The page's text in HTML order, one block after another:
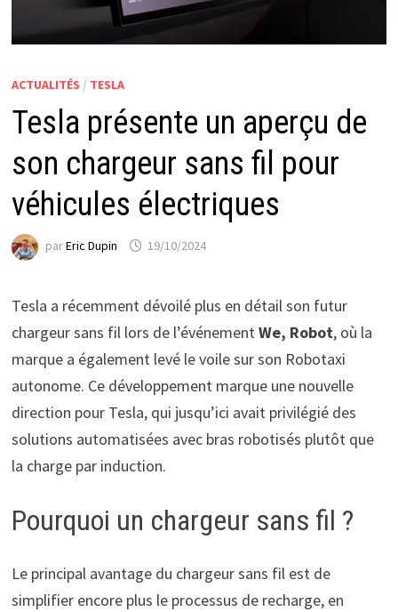
ACTUALITÉS / TESLA
Tesla présente un aperçu de
son chargeur sans fil pour
véhicules électriques
parEric Dupin 19/10/2024
Tesla a récemment dévoilé plus en détail son futur
chargeur sans fil lors de l’événementWe, Robot, où la
marque a également levé le voile sur son Robotaxi
autonome. Ce développement marque une nouvelle
direction pour Tesla, qui jusqu’ici avait privilégié des
solutions automatisées avec bras robotisés plutôt que
la charge par induction.
Pourquoi un chargeur sans fil ?
Le principal avantage du chargeur sans fil est de
simplifier encore plus le processus de recharge, en